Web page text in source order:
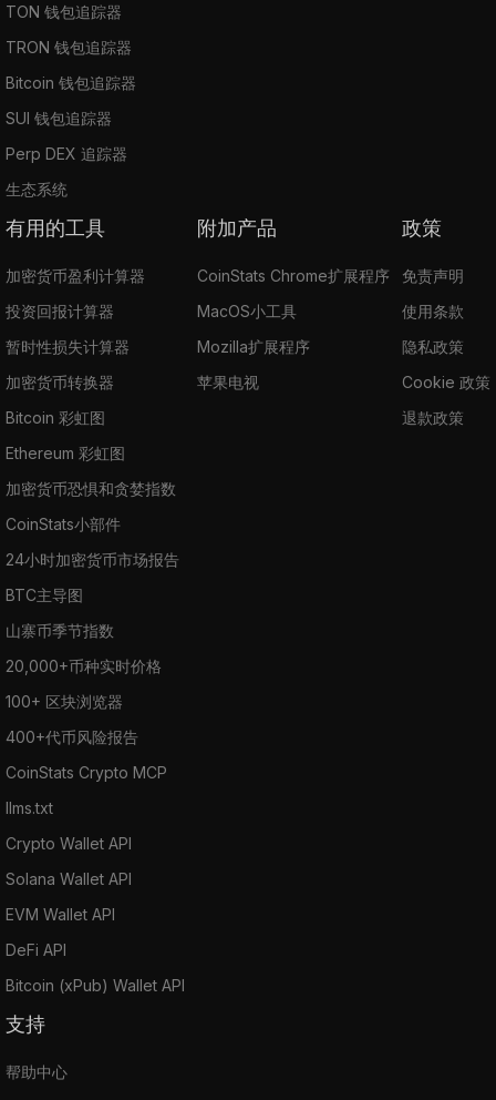
TON 钱包追踪器
TRON 钱包追踪器
Bitcoin 钱包追踪器
SUI 钱包追踪器
Perp DEX 追踪器
生态系统
有用的工具
加密货币盈利计算器
投资回报计算器
暂时性损失计算器
加密货币转换器
Bitcoin 彩虹图
Ethereum 彩虹图
加密货币恐惧和贪婪指数
CoinStats小部件
24小时加密货币市场报告
BTC主导图
山寨币季节指数
20,000+币种实时价格
100+ 区块浏览器
400+代币风险报告
CoinStats Crypto MCP
llms.txt
Crypto Wallet API
Solana Wallet API
EVM Wallet API
DeFi API
Bitcoin (xPub) Wallet API
附加产品
CoinStats Chrome扩展程序
MacOS小工具
Mozilla扩展程序
苹果电视
政策
免责声明
使用条款
隐私政策
Cookie 政策
退款政策
支持
帮助中心